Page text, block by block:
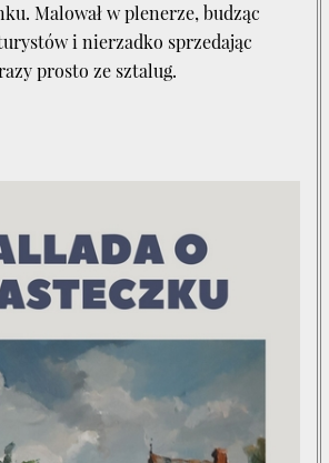
Malował w plenerze, budząc
i nierzadko sprzedając
prosto ze sztalug.